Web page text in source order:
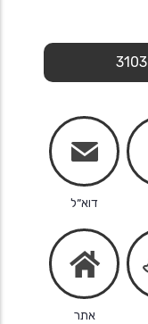
mail
דוא״ל
home
אתר